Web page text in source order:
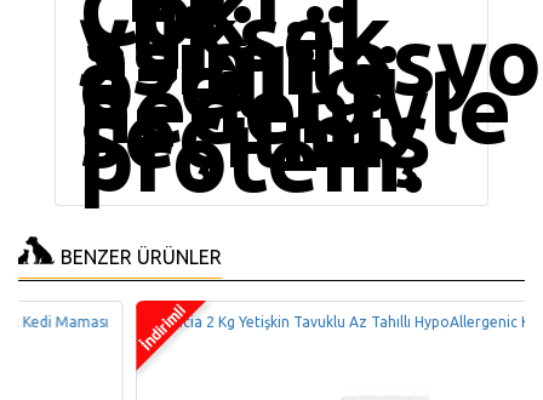
yüksek
özelliği
nedeniyle
seçilmiş
protein.
BENZER ÜRÜNLER
Felicia 2 Kg Yetişkin Tavuklu Az Tahıllı HypoAllergenic Kedi Maması